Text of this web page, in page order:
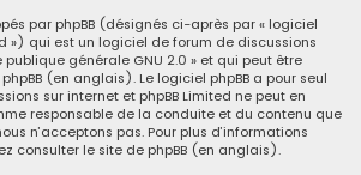
par phpBB (désignés ci-après par « logiciel
») qui est un logiciel de forum de discussions
publique générale GNU 2.0 » et qui peut être
(en anglais). Le logiciel phpBB a pour seul
sur internet et phpBB Limited ne peut en
responsable de la conduite et du contenu que
n’acceptons pas. Pour plus d’informations
consulter le site de phpBB (en anglais).